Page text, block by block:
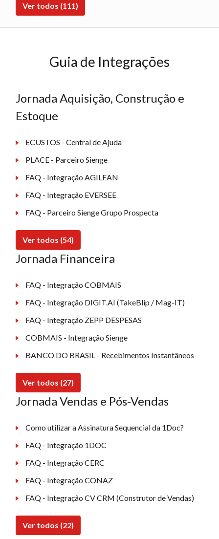
Ver todos (111)
Guia de Integrações
Jornada Aquisição, Construção e
Estoque
ECUSTOS - Central de Ajuda
PLACE - Parceiro Sienge
FAQ - Integração AGILEAN
FAQ - Integração EVERSEE
FAQ - Parceiro Sienge Grupo Prospecta
Ver todos (54)
Jornada Financeira
FAQ - Integração COBMAIS
FAQ - Integração DIGIT.AI (TakeBlip / Mag-IT)
FAQ - Integração ZEPP DESPESAS
COBMAIS - Integração Sienge
BANCO DO BRASIL - Recebimentos Instantâneos
Ver todos (27)
Jornada Vendas e Pós-Vendas
Como utilizar a Assinatura Sequencial da 1Doc?
FAQ - Integração 1DOC
FAQ - Integração CERC
FAQ - Integração CONAZ
FAQ - Integração CV CRM (Construtor de Vendas)
Ver todos (22)